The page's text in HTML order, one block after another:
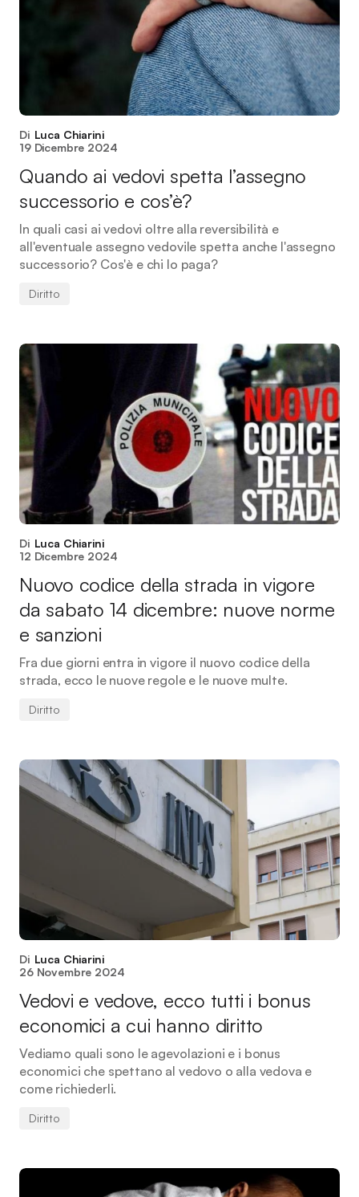
Di Luca Chiarini
19 Dicembre 2024
Quando ai vedovi spetta l’assegno
successorio e cos’è?
In quali casi ai vedovi oltre alla reversibilità e
all'eventuale assegno vedovile spetta anche l'assegno
successorio? Cos'è e chi lo paga?
Diritto
Di Luca Chiarini
12 Dicembre 2024
Nuovo codice della strada in vigore
da sabato 14 dicembre: nuove norme
e sanzioni
Fra due giorni entra in vigore il nuovo codice della
strada, ecco le nuove regole e le nuove multe.
Diritto
Di Luca Chiarini
26 Novembre 2024
Vedovi e vedove, ecco tutti i bonus
economici a cui hanno diritto
Vediamo quali sono le agevolazioni e i bonus
economici che spettano al vedovo o alla vedova e
come richiederli.
Diritto